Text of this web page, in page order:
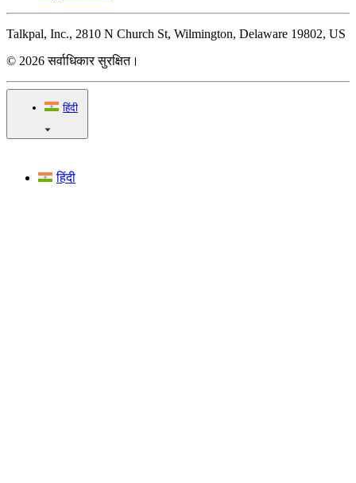
Talkpal, Inc., 2810 N Church St, Wilmington, Delaware 19802, US
© 2026 सर्वाधिकार सुरक्षित।
हिंदी
हिंदी